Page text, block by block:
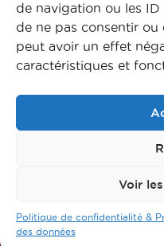
de navigation ou les
de ne pas consentir
peut avoir un effet
caractéristiques et
Voir
Politique de confidentialité &
des données
Suivez-